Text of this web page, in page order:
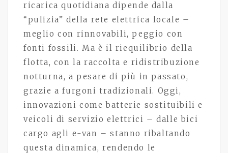
ricarica quotidiana dipende dalla
“pulizia” della rete elettrica locale –
meglio con rinnovabili, peggio con
fonti fossili. Ma è il riequilibrio della
flotta, con la raccolta e ridistribuzione
notturna, a pesare di più in passato,
grazie a furgoni tradizionali. Oggi,
innovazioni come batterie sostituibili e
veicoli di servizio elettrici – dalle bici
cargo agli e-van – stanno ribaltando
questa dinamica, rendendo le